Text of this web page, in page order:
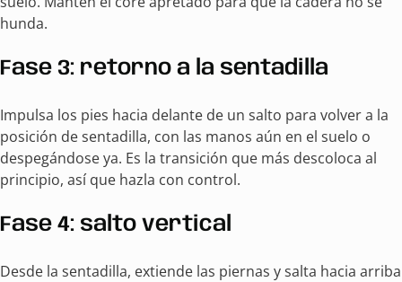
hunda.
Fase 3: retorno a la sentadilla
Impulsa los pies hacia delante de un salto para volver a la
posición de sentadilla, con las manos aún en el suelo o
despegándose ya. Es la transición que más descoloca al
principio, así que hazla con control.
Fase 4: salto vertical
Desde la sentadilla, extiende las piernas y salta hacia arriba